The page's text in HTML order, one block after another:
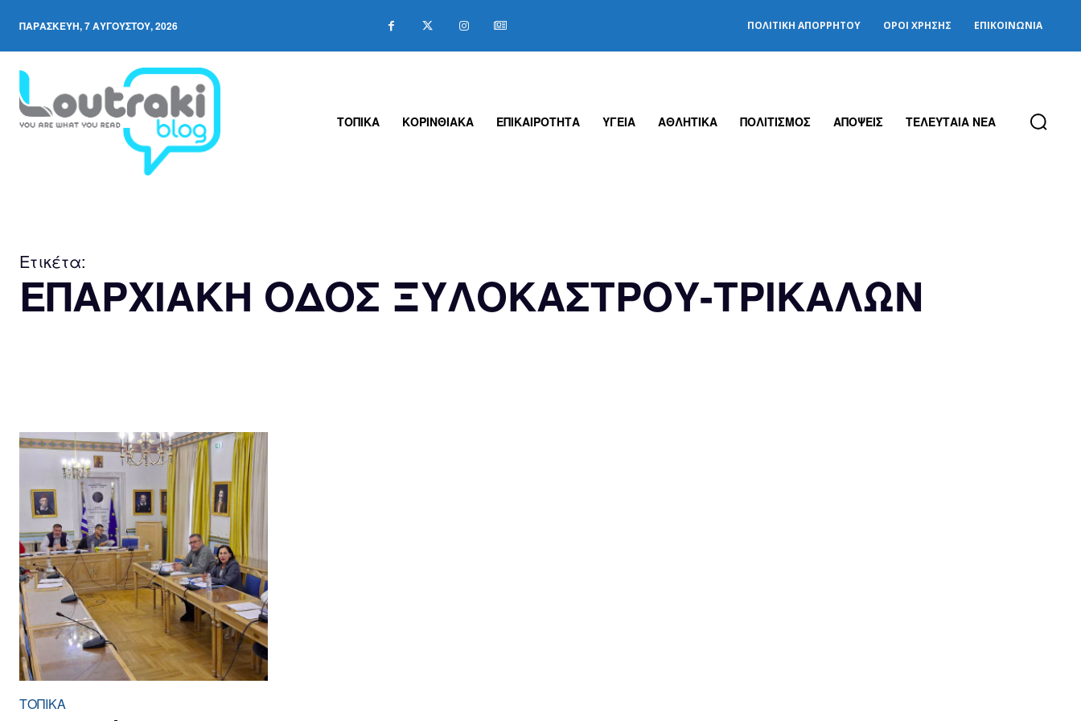
ΠΑΡΑΣΚΕΥΉ, 7 ΑΥΓΟΎΣΤΟΥ, 2026 ΠΟΛΙΤΙΚΉ ΑΠΟΡΡΉΤΟΥ ΌΡΟΙ ΧΡΉΣΗΣ ΕΠΙΚΟΙΝΩΝΊΑ
ΤΟΠΙΚΑ ΚΟΡΙΝΘΙΑΚΑ ΕΠΙΚΑΙΡΟΤΗΤΑ ΥΓΕΙΑ ΑΘΛΗΤΙΚΑ ΠΟΛΙΤΙΣΜΟΣ ΑΠΟΨΕΙΣ ΤΕΛΕΥΤΑΙΑ ΝΕΑ
Ετικέτα:
ΕΠΑΡΧΙΑΚΗ ΟΔΟΣ ΞΥΛΟΚΑΣΤΡΟΥ-ΤΡΙΚΑΛΩΝ
ΤΟΠΙΚΑ